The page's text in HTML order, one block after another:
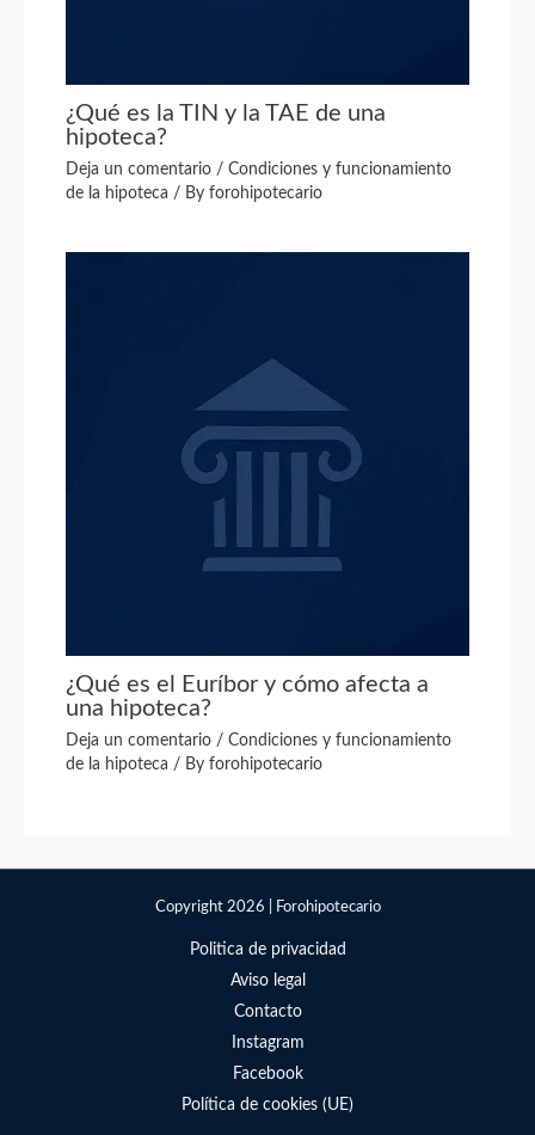
¿Qué es la TIN y la TAE de una
hipoteca?
Deja un comentario / Condiciones y funcionamiento
de la hipoteca / By forohipotecario
¿Qué es el Euríbor y cómo afecta a
una hipoteca?
Deja un comentario / Condiciones y funcionamiento
de la hipoteca / By forohipotecario
Copyright 2026 | Forohipotecario
Politica de privacidad
Aviso legal
Contacto
Instagram
Facebook
Política de cookies (UE)